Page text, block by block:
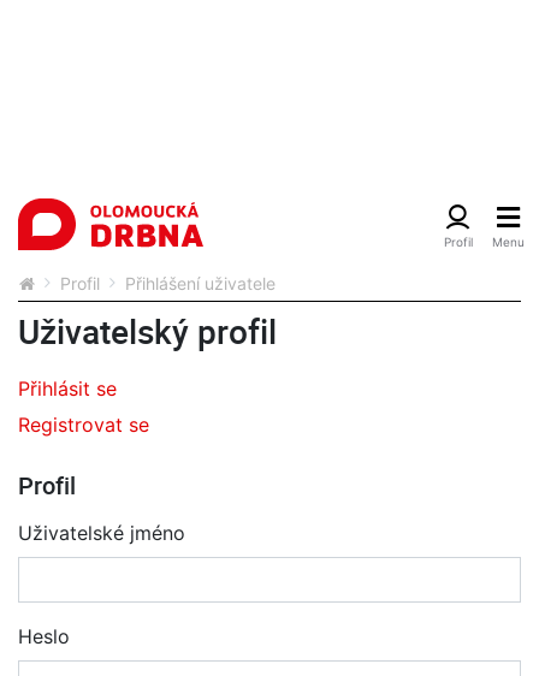
Profil Přihlášení uživatele
Uživatelský profil
Přihlásit se
Registrovat se
Profil
Uživatelské jméno
Heslo